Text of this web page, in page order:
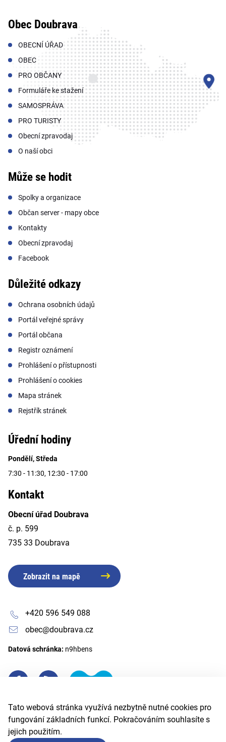
Tato webová stránka využívá nezbytně nutné cookies pro
fungování základních funkcí. Pokračováním souhlasíte s
jejich použitím.
Obec Doubrava
OBECNÍ ÚŘAD
OBEC
PRO OBČANY
Formuláře ke stažení
SAMOSPRÁVA
PRO TURISTY
Obecní zpravodaj
O naší obci
Může se hodit
Spolky a organizace
Občan server - mapy obce
Kontakty
Obecní zpravodaj
Facebook
Důležité odkazy
Ochrana osobních údajů
Portál veřejné správy
Portál občana
Registr oznámení
Prohlášení o přístupnosti
Prohlášení o cookies
Mapa stránek
Rejstřík stránek
Úřední hodiny
Pondělí, Středa
7:30 - 11:30, 12:30 - 17:00
Kontakt
Obecní úřad Doubrava
č. p. 599
735 33 Doubrava
Zobrazit na mapě
+420 596 549 088
obec@doubrava.cz
Datová schránka: n9hbens